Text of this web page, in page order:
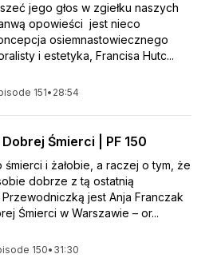
jego głos w zgiełku naszych
opowieści jest nieco
osiemnastowiecznego
i estetyka, Francisa Hutc...
151• 28:54
Śmierci | PF 150
śmierci i żałobie, a raczej o tym, że
dobrze z tą ostatnią
Przewodniczką jest Anja Franczak
Śmierci w Warszawie – or...
150• 31:30